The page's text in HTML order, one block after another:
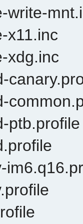
write-
x11.inc
xdg.inc
ptb.profile